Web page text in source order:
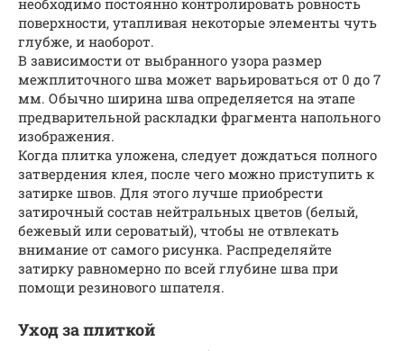
поверхности, утапливая некоторые элементы чуть
глубже, и наоборот.
В зависимости от выбранного узора размер
межплиточного шва может варьироваться от 0 до 7
мм. Обычно ширина шва определяется на этапе
предварительной раскладки фрагмента напольного
изображения.
Когда плитка уложена, следует дождаться полного
затвердения клея, после чего можно приступить к
затирке швов. Для этого лучше приобрести
затирочный состав нейтральных цветов (белый,
бежевый или сероватый), чтобы не отвлекать
внимание от самого рисунка. Распределяйте
затирку равномерно по всей глубине шва при
помощи резинового шпателя.
Уход за плиткой